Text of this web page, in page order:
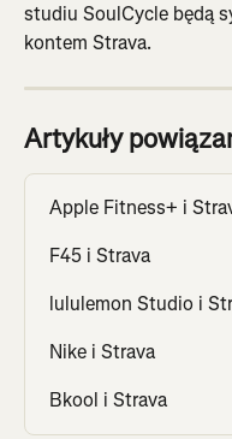
studiu SoulCycle będą
kontem Strava.
Artykuły
Apple Fitness+ i
F45 i Strava
lululemon Studio i
Nike i Strava
Bkool i Strava